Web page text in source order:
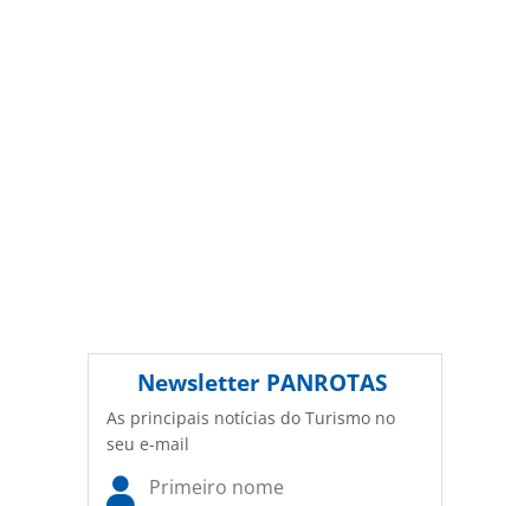
Newsletter PANROTAS
As principais notícias do Turismo no
seu e-mail